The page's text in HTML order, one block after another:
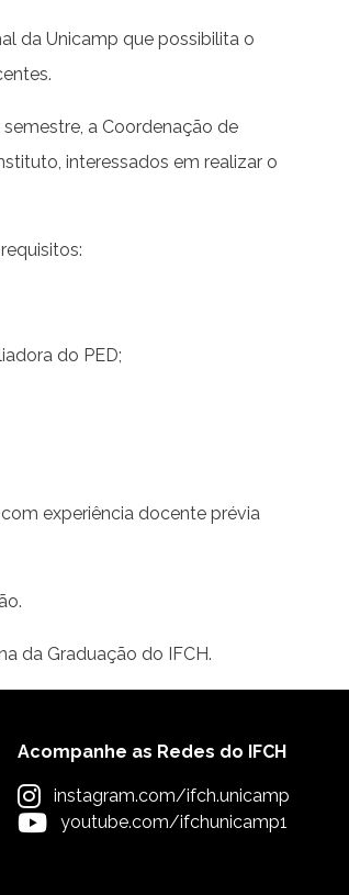
da Unicamp que possibilita o
a Coordenação de
interessados em realizar o
do PED;
experiência docente prévia
da Graduação do IFCH.
Acompanhe as Redes do IFCH
instagram.com/ifch.unicamp
youtube.com/ifchunicamp1